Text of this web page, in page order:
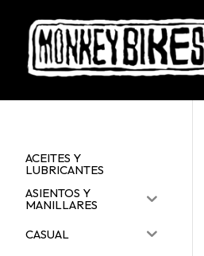
ACEITES Y
LUBRICANTES
ASIENTOS Y
MANILLARES
CASUAL